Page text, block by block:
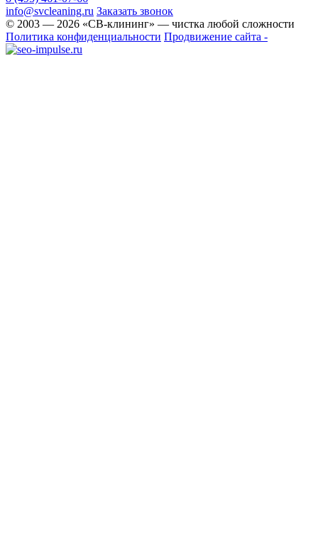
info@svcleaning.ru Заказать звонок
© 2003 — 2026 «СВ-клининг» — чистка любой сложности
Политика конфиденциальности Продвижение сайта -